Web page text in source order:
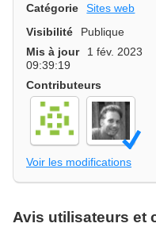
Catégorie Sites web
Visibilité
Publique
Mis à jour
1 fév. 2023
09:39:19
Contributeurs
Voir les modifications
Avis utilisateurs et